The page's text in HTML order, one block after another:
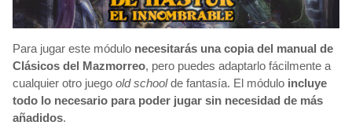
Para jugar este módulo necesitarás una copia del manual de
Clásicos del Mazmorreo, pero puedes adaptarlo fácilmente a
cualquier otro juego old schoolde fantasía. El módulo incluye
todo lo necesario para poder jugar sin necesidad de más
añadidos.